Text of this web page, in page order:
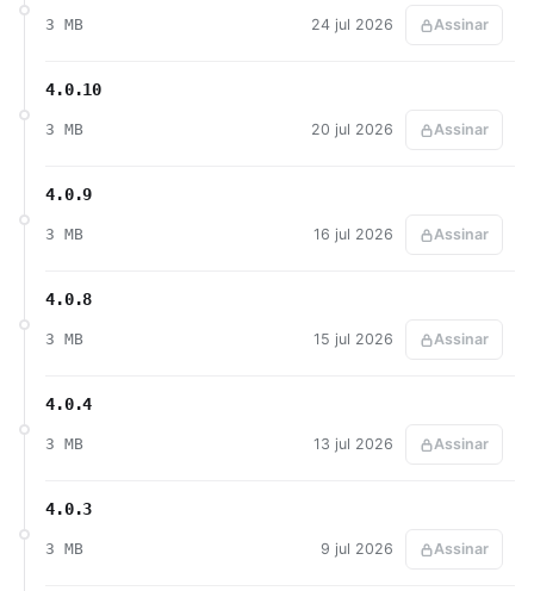
3 MB 24 jul 2026 Assinar
4.0.10
3 MB 20 jul 2026 Assinar
4.0.9
3 MB 16 jul 2026 Assinar
4.0.8
3 MB 15 jul 2026 Assinar
4.0.4
3 MB 13 jul 2026 Assinar
4.0.3
3 MB 9 jul 2026 Assinar